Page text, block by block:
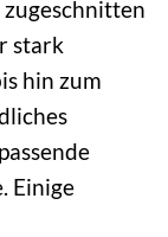
stark
hin zum
Einige